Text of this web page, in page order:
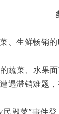
、生鲜畅销的
蔬菜、水果
遇滞销难题